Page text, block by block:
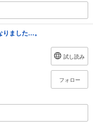
ました…。
試し読み
フォロー